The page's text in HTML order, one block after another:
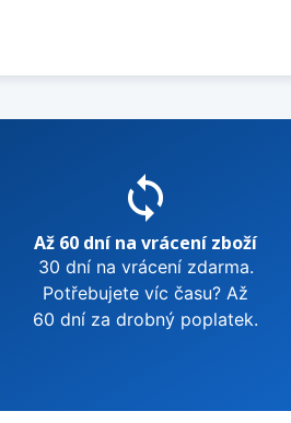
sync
Až 60 dní na vrácení zboží
30 dní na vrácení zdarma.
Potřebujete víc času? Až
60 dní za drobný poplatek.